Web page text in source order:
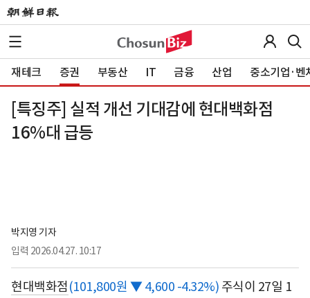
재테크 증권 부동산 IT 금융 산업 중소기업·벤
[특징주] 실적 개선 기대감에 현대백화점
16%대 급등
박지영 기자
입력 2026.04.27. 10:17
현대백화점(101,800원 ▼ 4,600 -4.32%) 주식이 27일 1